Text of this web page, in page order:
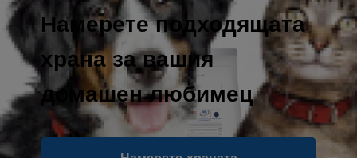
Намерете подходящата
храна за вашия
домашен любимец